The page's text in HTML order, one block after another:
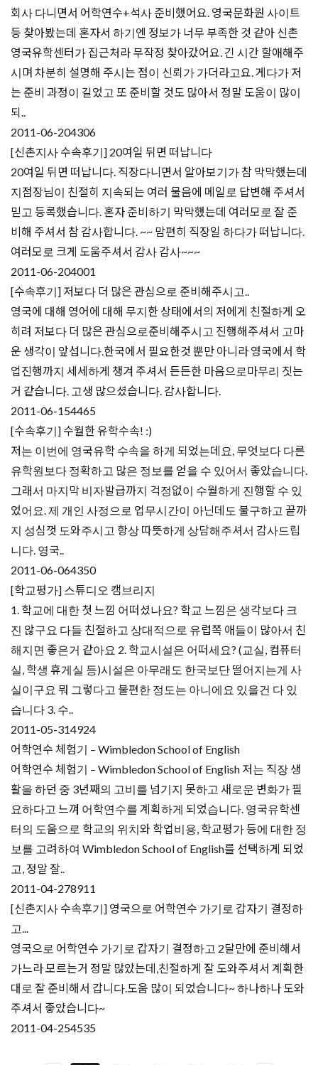
회사 다니면서 어학연수+석사 준비했어요. 영국문화원 사이트
등 찾아봤는데 혼자서 하기엔 정보가 너무 부족한 것 같아 신촌
영국유학센터가 집근처라 무작정 찾아갔어요. 긴 시간 할애해주
시며 차분히 설명해 주시는 점이 신뢰가 가더라고요. 게다가 저
는 준비 과정이 길었고 또 준비할 것도 많아서 정말 도움이 많이
되..
2011-06-204306
[신촌지사 수속후기] 20여일 뒤면 떠납니다
20여일 뒤면 떠납니다. 직장다니면서 알아보기가 참 막막했는데
지점장님이 친절히 지속되는 여러 물음에 메일로 답변해 주셔서
믿고 등록했습니다. 혼자 준비하기 막막했는데 여러모로 잘 준
비해 주셔서 참 감사합니다. ~~ 맘편히 직장일 하다가 떠납니다.
여러모로 크게 도움주셔서 감사 감사~~~
2011-06-204001
[수속후기] 저보다 더 많은 관심으로 준비해주시고..
영국에 대해 영어에 대해 무지한 상태에서의 저에게 친절하게 오
히려 저보다 더 많은 관심으로준비해주시고 진행해주셔서 고마
운 생각이 앞섭니다.한국에서 필요한것 뿐만 아니라 영국에서 학
업진행까지 세세하게 챙겨 주셔서 든든한 마음으로마무리 짓는
거 같습니다. 고생 많으셨습니다. 감사합니다.
2011-06-154465
[수속후기] 수월한 유학수속! :)
저는 이번에 영국유학 수속을 하게 되었는데요, 무엇보다 다른
유학원보다 정확하고 많은 정보를 얻을 수 있어서 좋았습니다.
그래서 마지막 비자발급까지 걱정없이 수월하게 진행할 수 있
었어요. 제 개인 사정으로 업무시간이 아닌데도 불구하고 끝까
지 성심껏 도와주시고 항상 따뜻하게 상담해주셔서 감사드립
니다. 영국..
2011-06-064350
[학교평가] 스튜디오 캠브리지
1. 학교에 대한 첫 느낌 어떠셨나요? 학교 느낌은 생각보다 크
진 않구요 다들 친절하고 상대적으로 유럽쪽 애들이 많아서 친
해지면 좋은거 같아요 2. 학교시설은 어떠세요? (교실, 컴퓨터
실, 학생 휴게실 등)시설은 아무래도 한국보단 떨어지는게 사
실이구요 뭐 그렇다고 불편한 정도는 아니에요 있을건 다 있
습니다 3. 수..
2011-05-314924
어학연수 체험기 – Wimbledon School of English
어학연수 체험기 – Wimbledon School of English 저는 직장 생
활을 하던 중 3년째의 고비를 넘기지 못하고 새로운 변화가 필
요하다고 느껴 어학연수를 계획하게 되었습니다. 영국유학센
터의 도움으로 학교의 위치와 학업비용, 학교평가 등에 대한 정
보를 고려하여 Wimbledon School of English를 선택하게 되었
고, 정말 잘..
2011-04-278911
[신촌지사 수속후기] 영국으로 어학연수 가기로 갑자기 결정하
고...
영국으로 어학연수 가기로 갑자기 결정하고 2달만에 준비해서
가느라 모르는거 정말 많았는데,친절하게 잘 도와주셔서 계획한
대로 잘 준비해서 갑니다.도움 많이 되었습니다~ 하나하나 도와
주셔서 좋았습니다~
2011-04-254535